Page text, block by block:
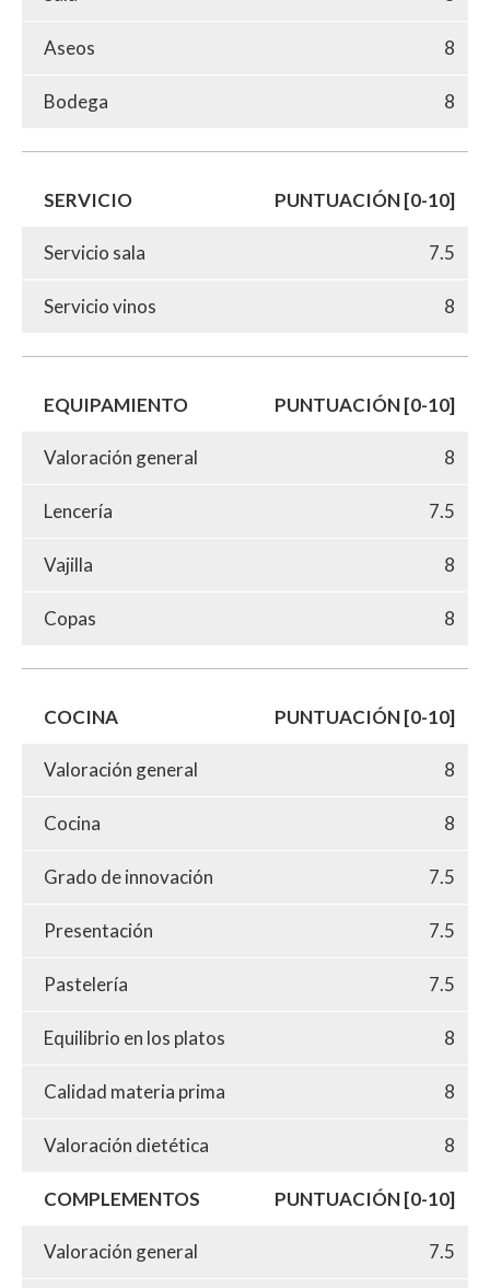
Aseos 8
Bodega 8
SERVICIO PUNTUACIÓN [0-10]
Servicio sala 7.5
Servicio vinos 8
EQUIPAMIENTO PUNTUACIÓN [0-10]
Valoración general 8
Lencería 7.5
Vajilla 8
Copas 8
COCINA PUNTUACIÓN [0-10]
Valoración general 8
Cocina 8
Grado de innovación 7.5
Presentación 7.5
Pastelería 7.5
Equilibrio en los platos 8
Calidad materia prima 8
Valoración dietética 8
COMPLEMENTOS PUNTUACIÓN [0-10]
Valoración general 7.5